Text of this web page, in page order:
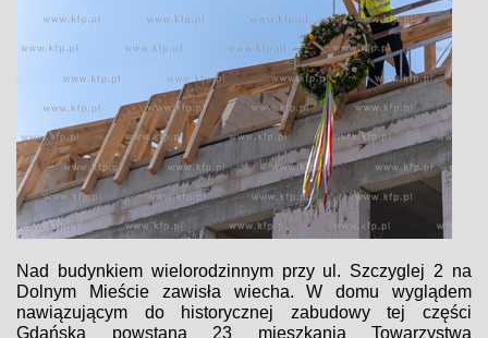
Nad budynkiem wielorodzinnym przy ul. Szczyglej 2 na
Dolnym Mieście zawisła wiecha. W domu wyglądem
nawiązującym do historycznej zabudowy tej części
Gdańska powstaną 23 mieszkania Towarzystwa